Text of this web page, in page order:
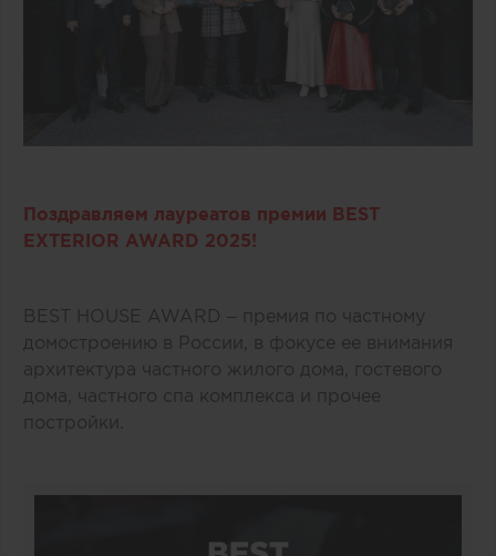
Поздравляем лауреатов премии BEST
EXTERIOR AWARD 2025!
BEST HOUSE AWARD – премия по частному
домостроению в России, в фокусе ее внимания
архитектура частного жилого дома, гостевого
дома, частного спа комплекса и прочее
постройки.